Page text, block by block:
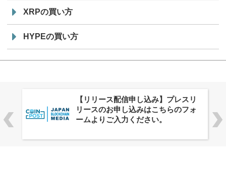
XRPの買い方
HYPEの買い方
株式会社PlnX、アジア最大級のグロ
ーバルWeb3カンファレンス
「WebX2026」とのコラボレーショ